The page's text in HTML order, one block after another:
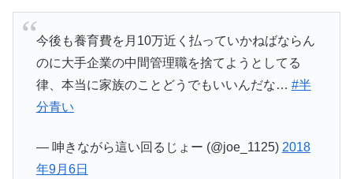
今後も養育費を月10万近く払っていかねばならん
のに大手企業の中間管理職を捨てようとしてる
律、本当に家族のことどうでもいいんだな… #半
分青い
— 呻きながら這い回るじょー (@joe_1125) 2018
年9月6日